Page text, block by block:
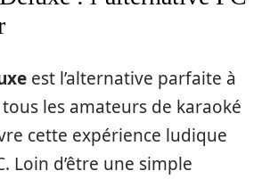
est l’alternative parfaite à
les amateurs de karaoké
cette expérience ludique
Loin d’être une simple